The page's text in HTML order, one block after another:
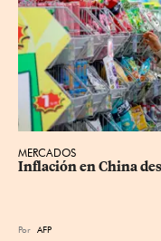
MERCADOS
Inflación en China
Por AFP